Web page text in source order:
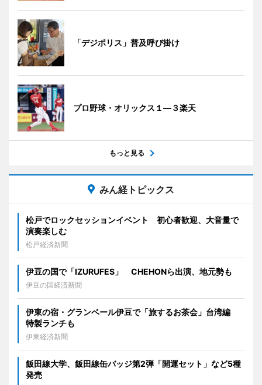
「デジポリス」普及呼び掛け
プロ野球・オリックス１―３楽天
もっと見る
みん経トピックス
松戸でロックセッションイベント 初心者歓迎、大音量で
演奏楽しむ
松戸経済新聞
伊豆の国で「IZURUFES」 CHEHONら出演、地元勢も
伊豆の国経済新聞
伊東の宿・グランベール伊豆で「旅するお茶会」台湾編
特製ランチも
伊東経済新聞
飯田線大学、飯田線缶バッジ第2弾「開運セット」など5種
発売